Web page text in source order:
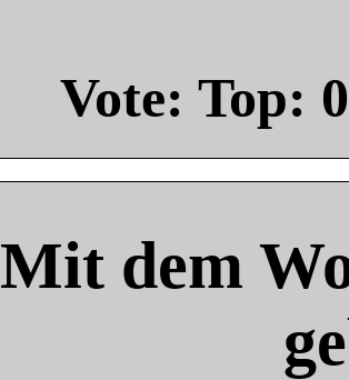
Vote: Top: 0
Mit dem